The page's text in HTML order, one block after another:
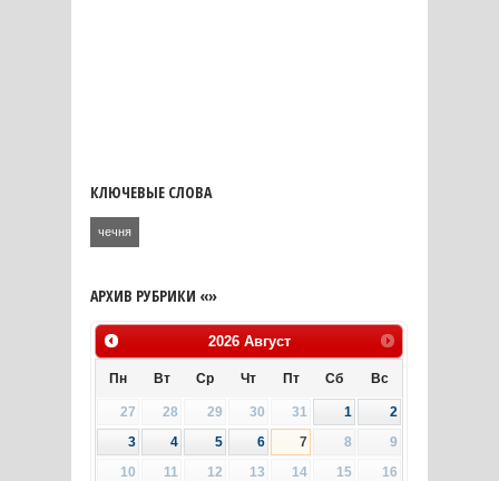
КЛЮЧЕВЫЕ СЛОВА
чечня
АРХИВ РУБРИКИ «»
2026 Август
Пн Вт Ср Чт Пт Сб Вс
27 28 29 30 31 1
2
3
4 5 6 7 8
9
10
11 12 13 14 15
16